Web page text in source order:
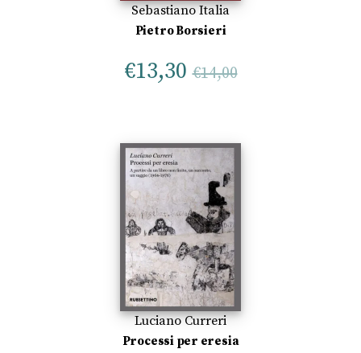
Sebastiano Italia
Pietro Borsieri
€13,30 €14,00
Luciano Curreri
Processi per eresia